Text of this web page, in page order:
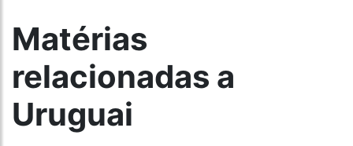
Matérias
relacionadas a
Uruguai